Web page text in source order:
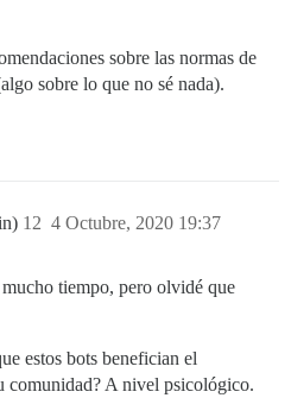
sobre las normas de
sobre lo que no sé nada).
4 Octubre, 2020 19:37
12
tiempo, pero olvidé que
estos bots benefician el
comunidad? A nivel psicológico.